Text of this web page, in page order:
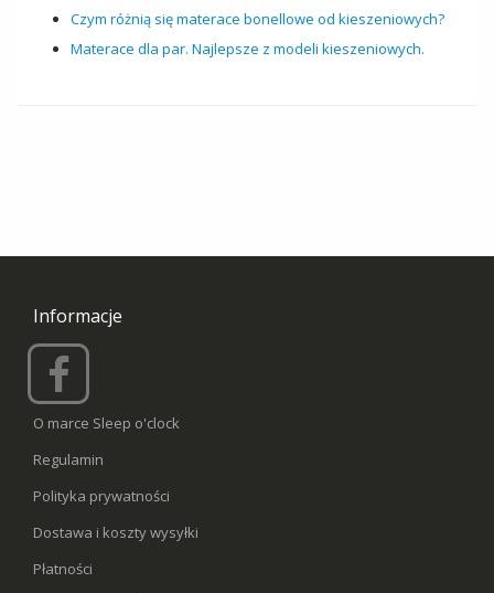
Czym różnią się materace bonellowe od kieszeniowych?
Materace dla par. Najlepsze z modeli kieszeniowych.
Informacje
O marce Sleep o'clock
Regulamin
Polityka prywatności
Dostawa i koszty wysyłki
Płatności